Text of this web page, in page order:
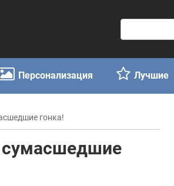
о
с
к
:
Персонализация Лучшие
гонка!
сумасшедшие